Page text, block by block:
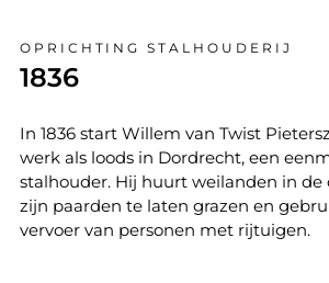
OPRICHTING STALHOUDERIJ
1836
In 1836 start Willem van Twist
werk als loods in Dordrecht, een
stalhouder. Hij huurt weilanden in de
zijn paarden te laten grazen en
vervoer van personen met rijtuigen.